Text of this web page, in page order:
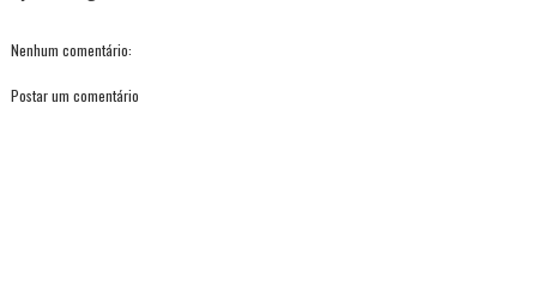
Nenhum comentário:
Postar um comentário